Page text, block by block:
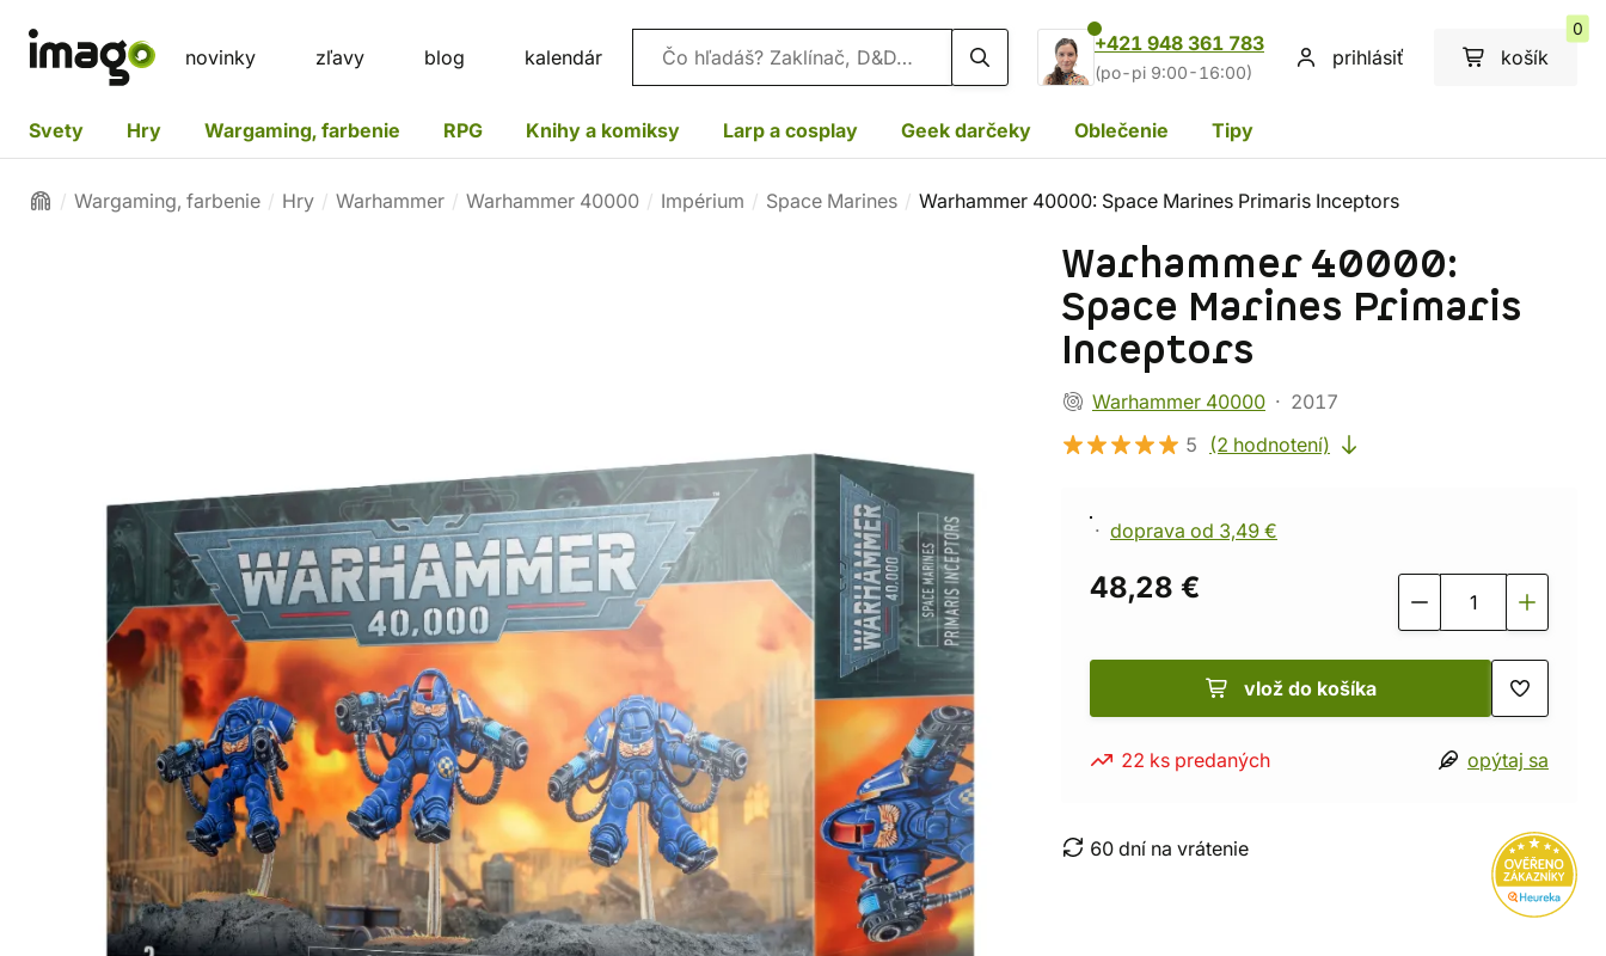
novinky zľavy blog kalendár Vyhľadávanie
+421 948 361 783
(po-pi 9:00-16:00)
prihlásiť košík
0
Svety Hry Wargaming, farbenie RPG Knihy a komiksy Larp a cosplay Geek darčeky Oblečenie Tipy
Wargaming, farbenie Hry Warhammer Warhammer 40000 Impérium Space Marines Warhammer 40000: Space Marines Primaris Inceptors
Warhammer 40000:
Space Marines Primaris
Inceptors
Warhammer 40000
2017
5
(2 hodnotení)
doprava od 3,49 €
48,28 €
vlož do košíka
22 ks predaných opýtaj sa
60 dní na vrátenie